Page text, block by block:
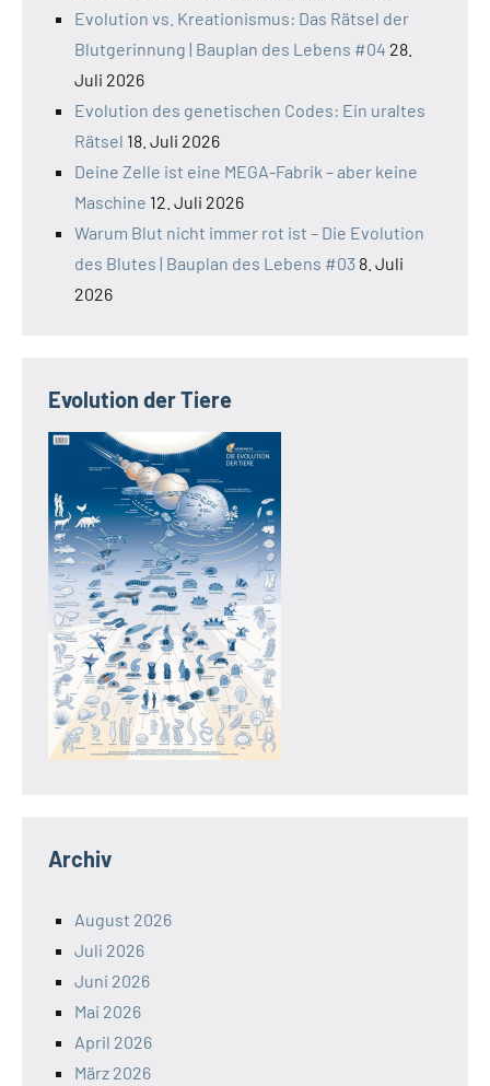
Evolution vs. Kreationismus: Das Rätsel der
Blutgerinnung | Bauplan des Lebens #04 28.
Juli 2026
Evolution des genetischen Codes: Ein uraltes
Rätsel 18. Juli 2026
Deine Zelle ist eine MEGA-Fabrik – aber keine
Maschine 12. Juli 2026
Warum Blut nicht immer rot ist – Die Evolution
des Blutes | Bauplan des Lebens #03 8. Juli
2026
Evolution der Tiere
Archiv
August 2026
Juli 2026
Juni 2026
Mai 2026
April 2026
März 2026